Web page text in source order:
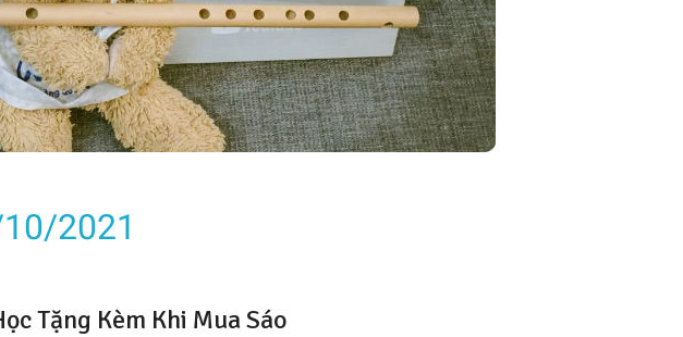
2021
Tặng Kèm Khi Mua Sáo